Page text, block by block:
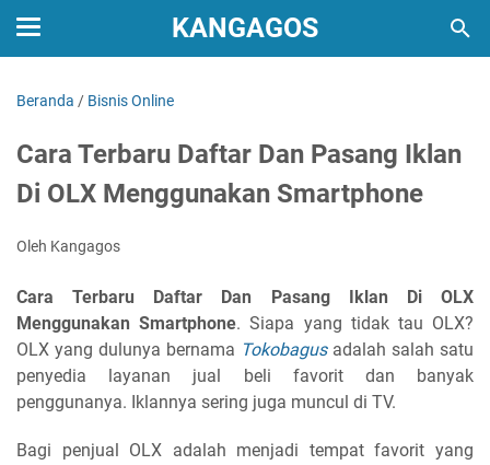
KANGAGOS
Beranda / Bisnis Online
Cara Terbaru Daftar Dan Pasang Iklan
Di OLX Menggunakan Smartphone
Oleh Kangagos
Cara Terbaru Daftar Dan Pasang Iklan Di OLX
Menggunakan Smartphone. Siapa yang tidak tau OLX?
OLX yang dulunya bernama Tokobagusadalah salah satu
penyedia layanan jual beli favorit dan banyak
penggunanya. Iklannya sering juga muncul di TV.
Bagi penjual OLX adalah menjadi tempat favorit yang